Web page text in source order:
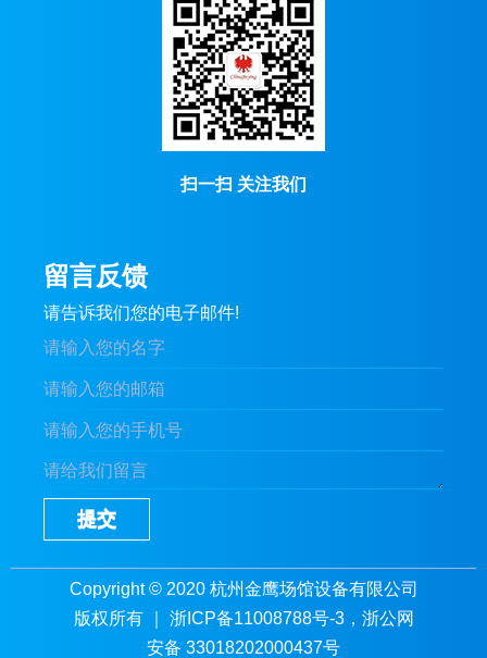
扫一扫 关注我们
留言反馈
请告诉我们您的电子邮件!
提交
Copyright © 2020 杭州金鹰场馆设备有限公司
版权所有 ｜ 浙ICP备11008788号-3，浙公网
安备 33018202000437号